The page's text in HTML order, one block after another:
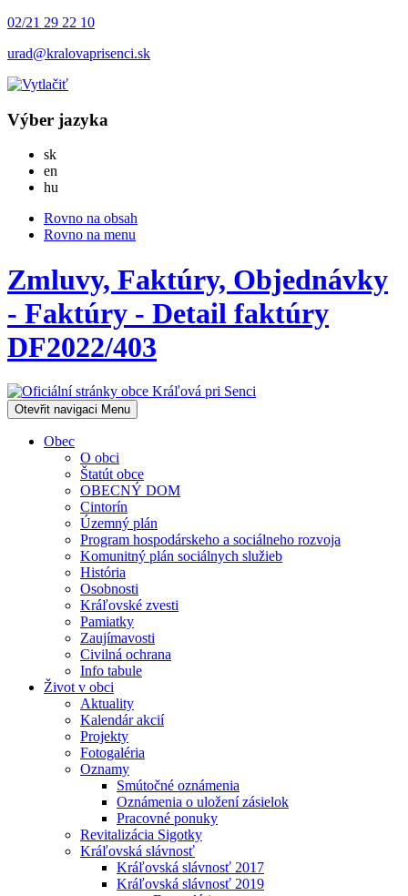
02/21 29 22 10
urad@kralovaprisenci.sk
Výber jazyka
skSlovensky
en
hu
Rovno na obsah
Rovno na menu
Zmluvy, Faktúry, Objednávky
- Faktúry - Detail faktúry
DF2022/403
Otevřit navigaci Menu
Obec
O obci
Štatút obce
OBECNÝ DOM
Cintorín
Územný plán
Program hospodárskeho a sociálneho rozvoja
Komunitný plán sociálnych služieb
História
Osobnosti
Kráľovské zvesti
Pamiatky
Zaujímavosti
Civilná ochrana
Info tabule
Život v obci
Aktuality
Kalendár akcií
Projekty
Fotogaléria
Oznamy
Smútočné oznámenia
Oznámenia o uložení zásielok
Pracovné ponuky
Revitalizácia Sigotky
Kráľovská slávnosť
Kráľovská slávnosť 2017
Kráľovská slávnosť 2019